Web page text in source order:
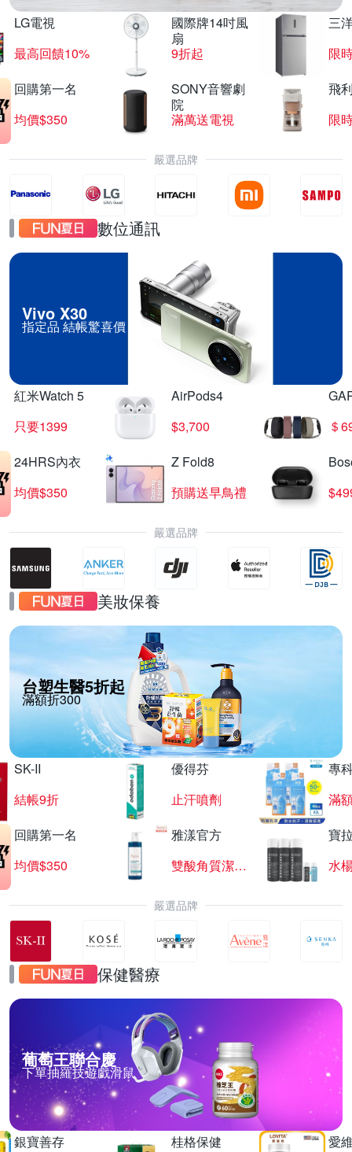
LG電視
最高回饋10%
國際牌14吋風
扇
9折起
三
限
回購第一名
均價$350
SONY音響劇
院
滿萬送電視
飛
限
嚴選品牌
數位通訊
Vivo X30
指定品 結帳驚喜價
紅米Watch 5
只要1399
AirPods4
$3,700
＄
24HRS內衣
均價$350
Z Fold8
預購送早鳥禮
嚴選品牌
美妝保養
台塑生醫5折起
滿額折300
SK-II
結帳9折
優得芬
止汗噴劑
專
滿
回購第一名
均價$350
雅漾官方
雙酸角質潔膚露
寶
水
嚴選品牌
保健醫療
葡萄王聯合慶
下單抽羅技遊戲滑鼠
銀寶善存
桂格保健
愛